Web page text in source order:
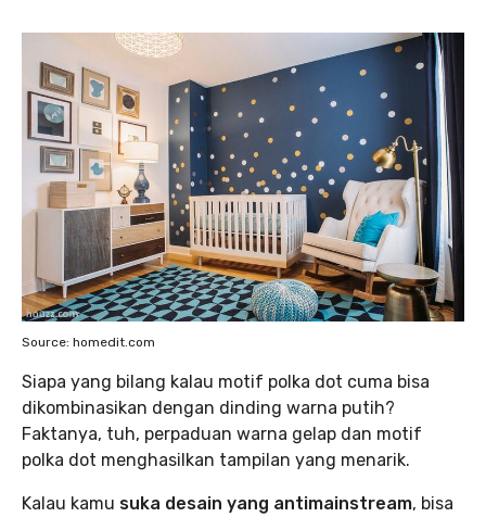
Source: homedit.com
Siapa yang bilang kalau motif polka dot cuma bisa
dikombinasikan dengan dinding warna putih?
Faktanya, tuh, perpaduan warna gelap dan motif
polka dot menghasilkan tampilan yang menarik.
Kalau kamu suka desain yang antimainstream, bisa